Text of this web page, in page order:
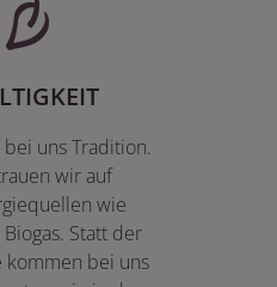
uns Tradition.
wir auf
wie
Statt der
kommen bei uns